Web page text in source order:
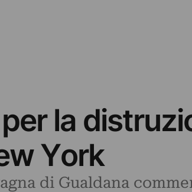
la
York
di Gualdana